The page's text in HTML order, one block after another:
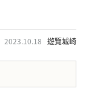
2023.10.18 遊覽城崎